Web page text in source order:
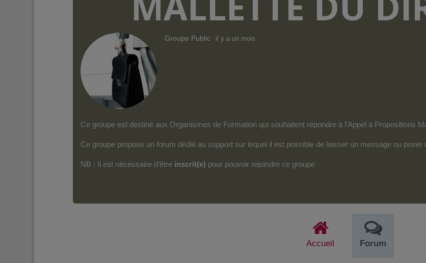
Groupe Public il y a un mois
Ce groupe est destiné aux Organismes de Formation qui souhaitent répondre à l’Appel à Propositions
Ce groupe propose un forum dédié au support sur lequel il est possible de laisser un message ou poser
NB : Il est nécessaire d’être inscrit(e) pour pouvoir rejoindre ce groupe
Accueil Forum